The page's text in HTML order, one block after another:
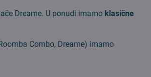
Dreame. U ponudi imamo klasične
Combo, Dreame) imamo